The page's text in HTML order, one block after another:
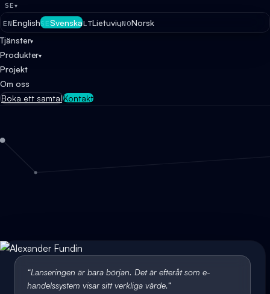
SE▾
ENEnglishSESvenskaLTLietuviųNONorsk
Tjänster▾
Produkter▾
Projekt
Om oss
Boka ett samtalKontakt
“Lanseringen är bara början. Det är efteråt som e-
handelssystem visar sitt verkliga värde.”